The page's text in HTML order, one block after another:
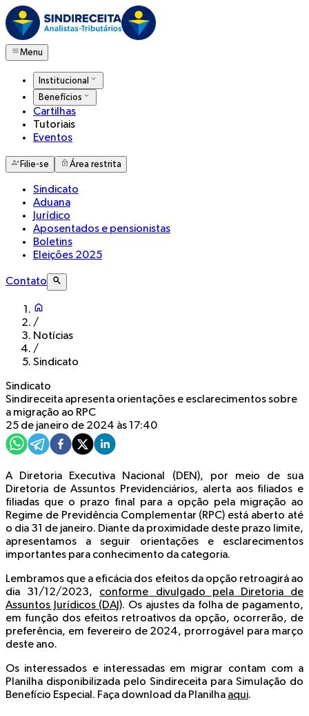
Menu
Institucional
Benefícios
Cartilhas
Tutoriais
Eventos
Filie-se Área restrita
Sindicato
Aduana
Jurídico
Aposentados e pensionistas
Boletins
Eleições 2025
Contato
/
Notícias
/
Sindicato
Sindicato
Sindireceita apresenta orientações e esclarecimentos sobre
a migração ao RPC
25 de janeiro de 2024 às 17:40
A Diretoria Executiva Nacional (DEN), por meio de sua
Diretoria de Assuntos Previdenciários, alerta aos filiados e
filiadas que o prazo final para a opção pela migração ao
Regime de Previdência Complementar (RPC) está aberto até
o dia 31 de janeiro. Diante da proximidade deste prazo limite,
apresentamos a seguir orientações e esclarecimentos
importantes para conhecimento da categoria.
Lembramos que a eficácia dos efeitos da opção retroagirá ao
dia 31/12/2023, conforme divulgado pela Diretoria de
Assuntos Jurídicos (DAJ). Os ajustes da folha de pagamento,
em função dos efeitos retroativos da opção, ocorrerão, de
preferência, em fevereiro de 2024, prorrogável para março
deste ano.
Os interessados e interessadas em migrar contam com a
Planilha disponibilizada pelo Sindireceita para Simulação do
Benefício Especial. Faça download da Planilha aqui.